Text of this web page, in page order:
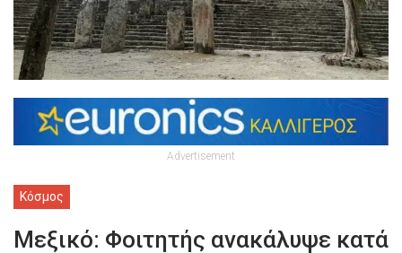
Advertisement
Κόσμος
Μεξικό: Φοιτητής ανακάλυψε κατά